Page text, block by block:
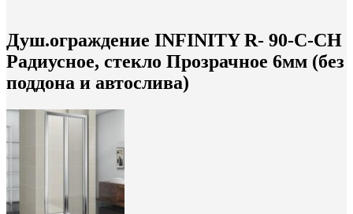
Душ.ограждение INFINITY R- 90-C-CH
Радиусное, стекло Прозрачное 6мм (без
поддона и автослива)